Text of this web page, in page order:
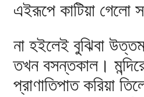
এইরূপে কাটিয়া গেলো
না হইলেই বুঝিবা
তখন বসন্তকাল।
প্রাণাতিপাত করিয়া